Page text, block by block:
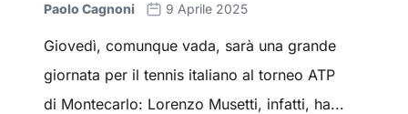
Paolo Cagnoni 9 Aprile 2025
Giovedì, comunque vada, sarà una grande
giornata per il tennis italiano al torneo ATP
di Montecarlo: Lorenzo Musetti, infatti, ha...